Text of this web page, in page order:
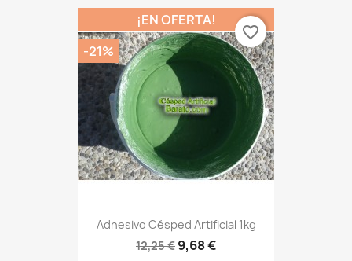
Adhesivo Césped Artificial 1kg
12,25 € 9,68 €
¡EN OFERTA!
-21%
favorite_border